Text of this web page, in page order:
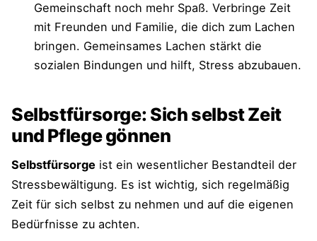
Gemeinschaft noch mehr Spaß. Verbringe Zeit
mit Freunden und Familie, die dich zum Lachen
bringen. Gemeinsames Lachen stärkt die
sozialen Bindungen und hilft, Stress abzubauen.
Selbstfürsorge: Sich selbst Zeit
und Pflege gönnen
Selbstfürsorge ist ein wesentlicher Bestandteil der
Stressbewältigung. Es ist wichtig, sich regelmäßig
Zeit für sich selbst zu nehmen und auf die eigenen
Bedürfnisse zu achten.